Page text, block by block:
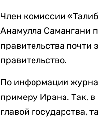
Член комиссии
Анамулла Самангани
правительства почти
правительство.
По информации
примеру Ирана. Так,
главой государства,